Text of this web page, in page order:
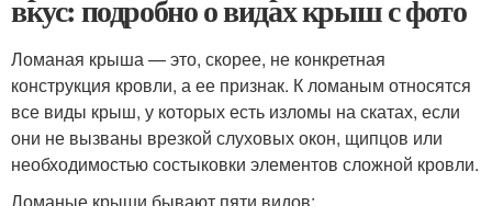
вкус: подробно о видах крыш с фото
Ломаная крыша — это, скорее, не конкретная
конструкция кровли, а ее признак. К ломаным относятся
все виды крыш, у которых есть изломы на скатах, если
они не вызваны врезкой слуховых окон, щипцов или
необходимостью состыковки элементов сложной кровли.